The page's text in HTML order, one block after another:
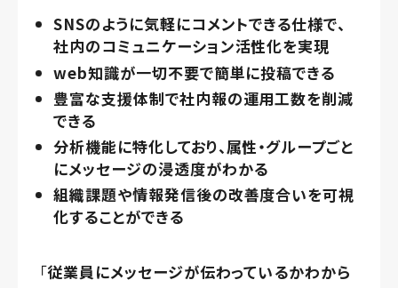
SNSのように気軽にコメントできる仕様で、
社内のコミュニケーション活性化を実現
web知識が一切不要で簡単に投稿できる
豊富な支援体制で社内報の運用工数を削減
できる
分析機能に特化しており、属性・グループごと
にメッセージの浸透度がわかる
組織課題や情報発信後の改善度合いを可視
化することができる
「従業員にメッセージが伝わっているかわから